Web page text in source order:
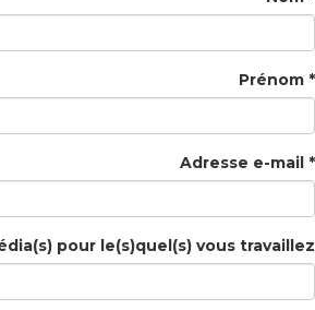
Prénom *
Adresse e-mail *
pour le(s)quel(s) vous travaillez